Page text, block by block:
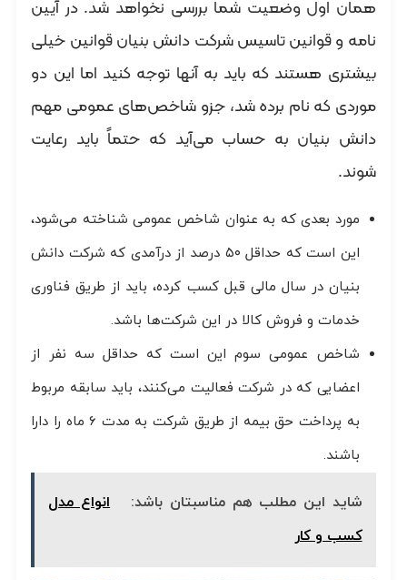
همان اول وضعیت شما بررسی نخواهد شد. در آیین
نامه و قوانین تاسیس شرکت دانش بنیان قوانین خیلی
بیشتری هستند که باید به آنها توجه کنید اما این دو
موردی که نام برده شد، جزو شاخص‌های عمومی مهم
دانش بنیان به حساب می‌آید که حتماً باید رعایت
شوند.
مورد بعدی که به عنوان شاخص عمومی شناخته می‌شود،
این است که حداقل ۵۰ درصد از درآمدی که شرکت دانش
بنیان در سال مالی قبل کسب کرده، باید از طریق فناوری
خدمات و فروش کالا در این شرکت‌ها باشد.
شاخص عمومی سوم این است که حداقل سه نفر از
اعضایی که در شرکت فعالیت می‌کنند، باید سابقه مربوط
به پرداخت حق بیمه از طریق شرکت به مدت ۶ ماه را دارا
باشند.
شاید این مطلب هم مناسبتان باشد:
انواع مدل
کسب و کار